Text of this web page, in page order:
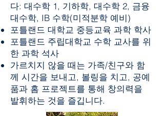
다: 대수학 1, 기하학, 대수학 2, 금융
대수학, IB 수학(미적분학 예비)
포틀랜드 대학교 중등교육 과학 학사
포틀랜드 주립대학교 수학 교사를 위
한 과학 석사
가르치지 않을 때는 가족/친구와 함
께 시간을 보내고, 볼링을 치고, 공예
품과 홈 프로젝트를 통해 창의력을
발휘하는 것을 즐깁니다.